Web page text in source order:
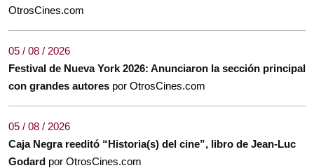
OtrosCines.com
05 / 08 / 2026
Festival de Nueva York 2026: Anunciaron la sección principal
con grandes autores por OtrosCines.com
05 / 08 / 2026
Caja Negra reeditó “Historia(s) del cine”, libro de Jean-Luc
Godard por OtrosCines.com